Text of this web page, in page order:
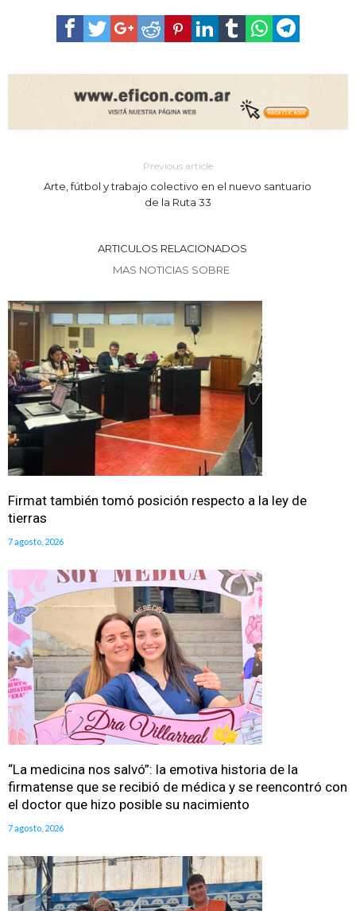
Previous article
Arte, fútbol y trabajo colectivo en el nuevo santuario
de la Ruta 33
ARTICULOS RELACIONADOS
MAS NOTICIAS SOBRE
Firmat también tomó posición respecto a la ley de
tierras
7 agosto, 2026
“La medicina nos salvó”: la emotiva historia de la
firmatense que se recibió de médica y se reencontró con
el doctor que hizo posible su nacimiento
7 agosto, 2026